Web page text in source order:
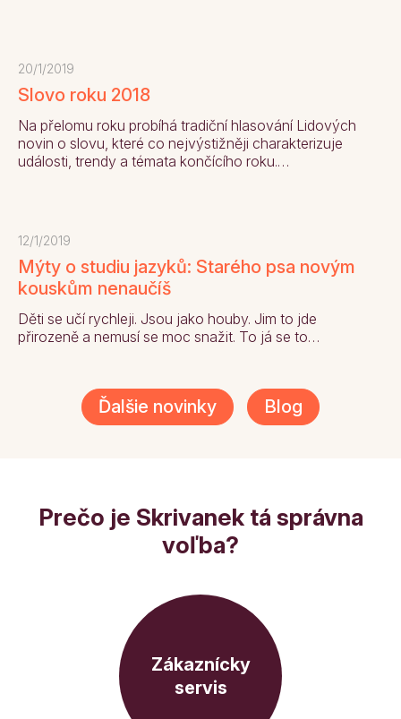
20/1/2019
Slovo roku 2018
Na přelomu roku probíhá tradiční hlasování Lidových
novin o slovu, které co nejvýstižněji charakterizuje
události, trendy a témata končícího roku.…
12/1/2019
Mýty o studiu jazyků: Starého psa novým
kouskům nenaučíš
Děti se učí rychleji. Jsou jako houby. Jim to jde
přirozeně a nemusí se moc snažit. To já se to…
Ďalšie novinky Blog
Prečo je Skrivanek tá správna
voľba?
Zákaznícky
servis